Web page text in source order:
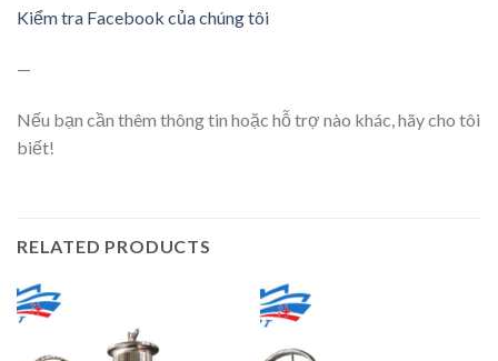
Kiểm tra Facebook của chúng tôi
—
Nếu bạn cần thêm thông tin hoặc hỗ trợ nào khác, hãy cho tôi
biết!
RELATED PRODUCTS